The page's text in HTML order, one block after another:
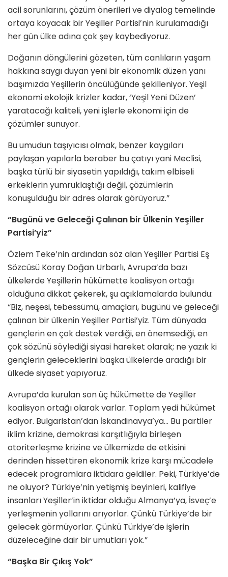
acil sorunlarını, çözüm önerileri ve diyalog temelinde
ortaya koyacak bir Yeşiller Partisi’nin kurulamadığı
her gün ülke adına çok şey kaybediyoruz.
Doğanın döngülerini gözeten, tüm canlıların yaşam
hakkına saygı duyan yeni bir ekonomik düzen yanı
başımızda Yeşillerin öncülüğünde şekilleniyor. Yeşil
ekonomi ekolojik krizler kadar, ‘Yeşil Yeni Düzen’
yaratacağı kaliteli, yeni işlerle ekonomi için de
çözümler sunuyor.
Bu umudun taşıyıcısı olmak, benzer kaygıları
paylaşan yapılarla beraber bu çatıyı yani Meclisi,
başka türlü bir siyasetin yapıldığı, takım elbiseli
erkeklerin yumruklaştığı değil, çözümlerin
konuşulduğu bir adres olarak görüyoruz.”
“Bugünü ve Geleceği Çalınan bir Ülkenin Yeşiller
Partisi’yiz”
Özlem Teke’nin ardından söz alan Yeşiller Partisi Eş
Sözcüsü Koray Doğan Urbarlı, Avrupa’da bazı
ülkelerde Yeşillerin hükümette koalisyon ortağı
olduğuna dikkat çekerek, şu açıklamalarda bulundu:
“Biz, neşesi, tebessümü, amaçları, bugünü ve geleceği
çalınan bir ülkenin Yeşiller Partisi’yiz. Tüm dünyada
gençlerin en çok destek verdiği, en önemsediği, en
çok sözünü söylediği siyasi hareket olarak; ne yazık ki
gençlerin geleceklerini başka ülkelerde aradığı bir
ülkede siyaset yapıyoruz.
Avrupa’da kurulan son üç hükümette de Yeşiller
koalisyon ortağı olarak varlar. Toplam yedi hükümet
ediyor. Bulgaristan’dan İskandinavya’ya… Bu partiler
iklim krizine, demokrasi karşıtlığıyla birleşen
otoriterleşme krizine ve ülkemizde de etkisini
derinden hissettiren ekonomik krize karşı mücadele
edecek programlara iktidara geldiler. Peki, Türkiye’de
ne oluyor? Türkiye’nin yetişmiş beyinleri, kalifiye
insanları Yeşiller’in iktidar olduğu Almanya’ya, İsveç’e
yerleşmenin yollarını arıyorlar. Çünkü Türkiye’de bir
gelecek görmüyorlar. Çünkü Türkiye’de işlerin
düzeleceğine dair bir umutları yok.”
“Başka Bir Çıkış Yok”